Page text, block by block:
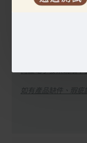
主材質: 布料-
開立電子發票或紙本
如有產品缺件、瑕疵